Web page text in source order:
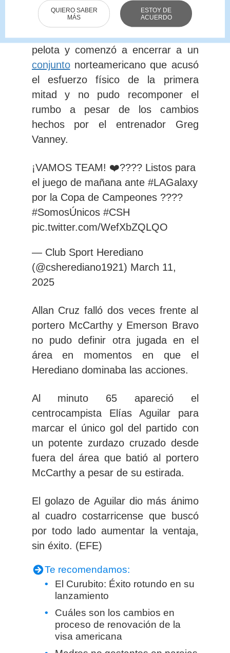
El segundo tiempo fue un monólogo
delHerediano que se adueñó de la
pelota y comenzó a encerrar a un
conjunto norteamericano que acusó
el esfuerzo físico de la primera
mitad y no pudo recomponer el
rumbo a pesar de los cambios
hechos por el entrenador Greg
Vanney.
¡VAMOS TEAM! ❤️???? Listos para
el juego de mañana ante #LAGalaxy
por la Copa de Campeones ????
#SomosÚnicos #CSH
pic.twitter.com/WefXbZQLQO
— Club Sport Herediano
(@csherediano1921) March 11,
2025
Allan Cruz falló dos veces frente al
portero McCarthy y Emerson Bravo
no pudo definir otra jugada en el
área en momentos en que el
Herediano dominaba las acciones.
Al minuto 65 apareció el
centrocampista Elías Aguilar para
marcar el único gol del partido con
un potente zurdazo cruzado desde
fuera del área que batió al portero
McCarthy a pesar de su estirada.
El golazo de Aguilar dio más ánimo
al cuadro costarricense que
buscó
por todo lado aumentar la ventaja,
sin éxito. (EFE)
Te recomendamos:
El Curubito: Éxito rotundo en su
lanzamiento
Cuáles son los cambios en
proceso de renovación de la
visa americana
QUIERO SABER
MÁS
ESTOY DE
ACUERDO